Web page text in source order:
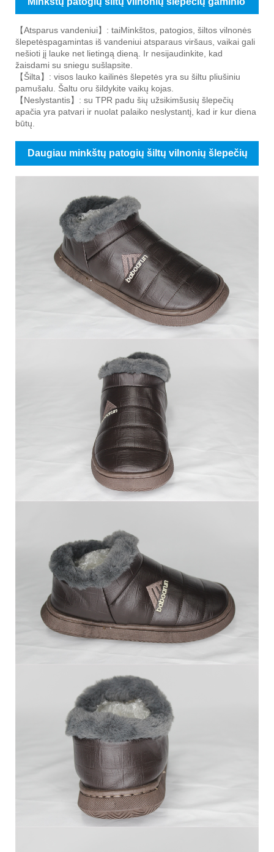
aprašymas
【Atsparus vandeniui】: taiMinkštos, patogios, šiltos vilnonės
šlepetėspagamintas iš vandeniui atsparaus viršaus, vaikai gali
nešioti jį lauke net lietingą dieną. Ir nesijaudinkite, kad
žaisdami su sniegu sušlapsite.
【Šilta】: visos lauko kailinės šlepetės yra su šiltu pliušiniu
pamušalu. Šaltu oru šildykite vaikų kojas.
【Neslystantis】: su TPR padu šių užsikimšusių šlepečių
apačia yra patvari ir nuolat palaiko neslystantį, kad ir kur diena
būtų.
Daugiau minkštų patogių šiltų vilnonių šlepečių
nuotraukų